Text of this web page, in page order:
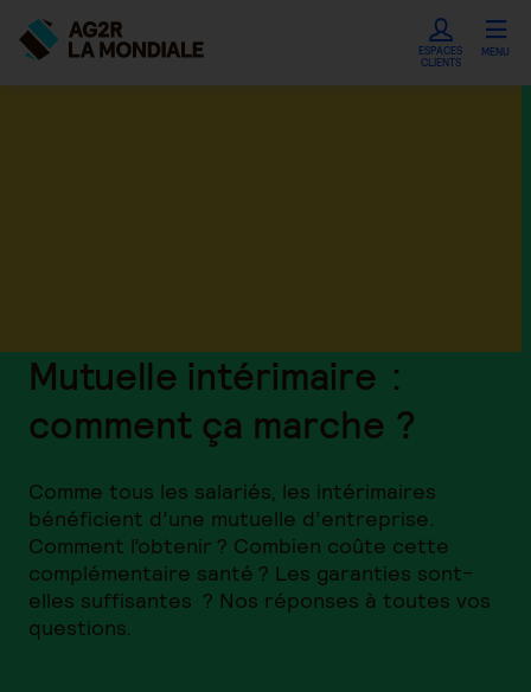
ESPACES
CLIENTS
MENU
Mutuelle intérimaire :
comment ça marche ?
Comme tous les salariés, les intérimaires
bénéficient d’une mutuelle d’entreprise.
Comment l’obtenir ? Combien coûte cette
complémentaire santé ? Les garanties sont-
elles suffisantes ? Nos réponses à toutes vos
questions.